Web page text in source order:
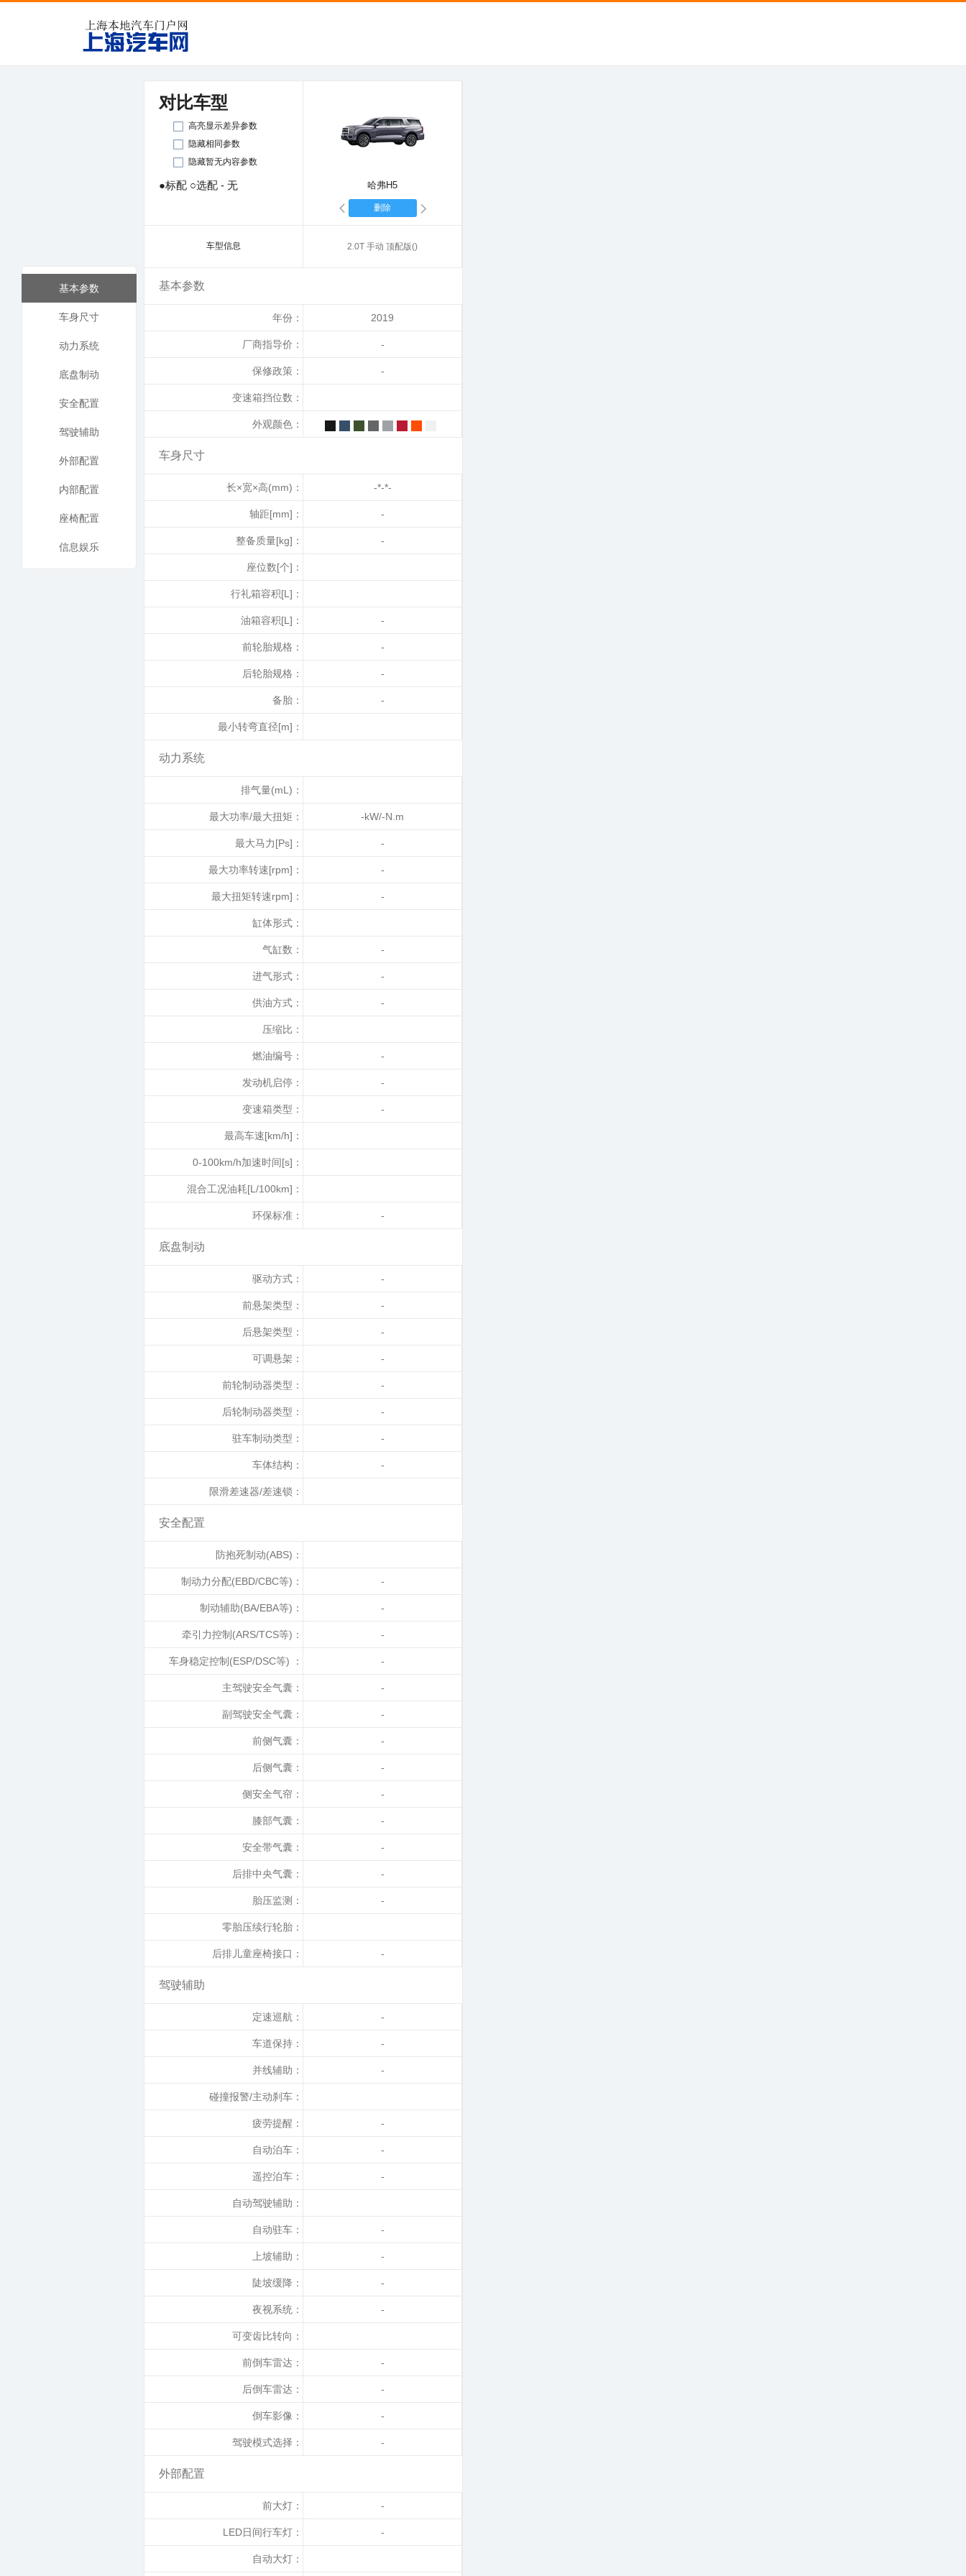
对比车型
高亮显示差异参数
隐藏相同参数
隐藏暂无内容参数
●标配 ○选配 - 无 哈弗H5
删除
车型信息 2.0T 手动 顶配版()
基本参数
年份： 2019
厂商指导价： -
保修政策： -
变速箱挡位数：
外观颜色：
车身尺寸
长×宽×高(mm)： -*-*-
轴距[mm]： -
整备质量[kg]： -
座位数[个]：
行礼箱容积[L]：
油箱容积[L]： -
前轮胎规格： -
后轮胎规格： -
备胎： -
最小转弯直径[m]：
动力系统
排气量(mL)：
最大功率/最大扭矩： -kW/-N.m
最大马力[Ps]： -
最大功率转速[rpm]： -
最大扭矩转速rpm]： -
缸体形式：
气缸数： -
进气形式： -
供油方式： -
压缩比：
燃油编号： -
发动机启停： -
变速箱类型： -
最高车速[km/h]：
0-100km/h加速时间[s]：
混合工况油耗[L/100km]：
环保标准： -
底盘制动
驱动方式： -
前悬架类型： -
后悬架类型： -
可调悬架： -
前轮制动器类型： -
后轮制动器类型： -
驻车制动类型： -
车体结构： -
限滑差速器/差速锁：
安全配置
防抱死制动(ABS)：
制动力分配(EBD/CBC等)： -
制动辅助(BA/EBA等)： -
牵引力控制(ARS/TCS等)： -
车身稳定控制(ESP/DSC等) ： -
主驾驶安全气囊： -
副驾驶安全气囊： -
前侧气囊： -
后侧气囊： -
侧安全气帘： -
膝部气囊： -
安全带气囊： -
后排中央气囊： -
胎压监测： -
零胎压续行轮胎：
后排儿童座椅接口： -
驾驶辅助
定速巡航： -
车道保持： -
并线辅助： -
碰撞报警/主动刹车：
疲劳提醒： -
自动泊车： -
遥控泊车： -
自动驾驶辅助：
自动驻车： -
上坡辅助： -
陡坡缓降： -
夜视系统： -
可变齿比转向：
前倒车雷达： -
后倒车雷达： -
倒车影像： -
驾驶模式选择： -
外部配置
前大灯： -
LED日间行车灯： -
自动大灯：
基本参数
车身尺寸
动力系统
底盘制动
安全配置
驾驶辅助
外部配置
内部配置
座椅配置
信息娱乐